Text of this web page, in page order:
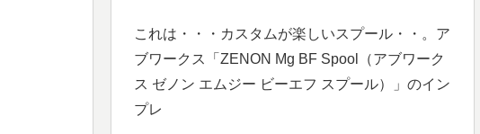
これは・・・カスタムが楽しいスプール・・。ア
ブワークス「ZENON Mg BF Spool（アブワーク
ス ゼノン エムジー ビーエフ スプール）」のイン
プレ